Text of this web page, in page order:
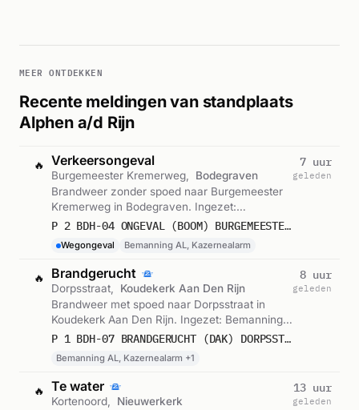
MEER ONTDEKKEN
Recente meldingen van standplaats
Alphen a/d Rijn
🔥 Verkeersongeval
Burgemeester Kremerweg,
Bodegraven
Brandweer zonder spoed naar Burgemeester
Kremerweg in Bodegraven. Ingezet:
Bemanning AL, Kazernealarm. Gemeld om
P 2 BDH-04 ONGEVAL (BOOM) BURGEMEESTER KREMERWEG BODEGRAVEN 162252
Wegongeval Bemanning AL, Kazernealarm
7 uur
geleden
🔥 Brandgerucht
Dorpsstraat,
Koudekerk Aan Den Rijn
Brandweer met spoed naar Dorpsstraat in
Koudekerk Aan Den Rijn. Ingezet: Bemanning
AL, Kazernealarm, Korpsalarm. Gemeld om
P 1 BDH-07 BRANDGERUCHT (DAK) DORPSSTRAAT KOUDEKERK AAN DEN RIJN 162252 169235
Bemanning AL, Kazernealarm +1
8 uur
geleden
🔥 Te water
Kortenoord,
Nieuwerkerk
13 uur
geleden